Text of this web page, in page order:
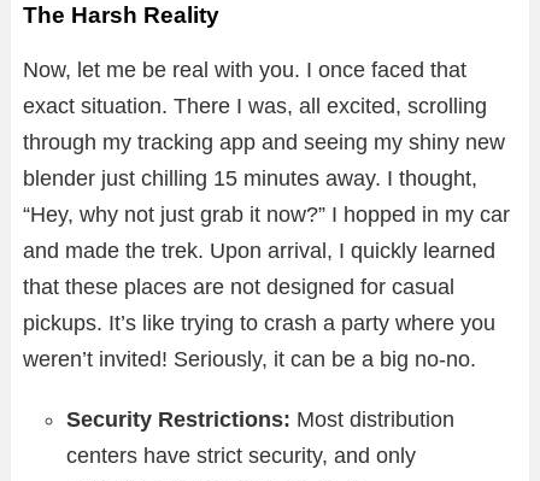
The Harsh Reality
Now, let me be real with you. I once faced that
exact situation. There I was, all excited, scrolling
through my tracking app and seeing my shiny new
blender just chilling 15 minutes away. I thought,
“Hey, why not just grab it now?” I hopped in my car
and made the trek. Upon arrival, I quickly learned
that these places are not designed for casual
pickups. It’s like trying to crash a party where you
weren’t invited! Seriously, it can be a big no-no.
Security Restrictions: Most distribution
centers have strict security, and only